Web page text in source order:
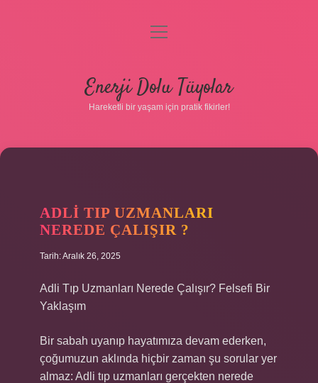
Gizlilik Politikası
Hakkımızda
menüyü
Enerji Dolu Tüyolar
Hareketli bir yaşam için pratik fikirler!
ADLI TIP UZMANLARI
NEREDE ÇALIŞIR ?
Tarih: Aralık 26, 2025
Adli Tıp Uzmanları Nerede Çalışır? Felsefi Bir
Yaklaşım
Bir sabah uyanıp hayatımıza devam ederken,
çoğumuzun aklında hiçbir zaman şu sorular yer
almaz: Adli tıp uzmanları gerçekten nerede